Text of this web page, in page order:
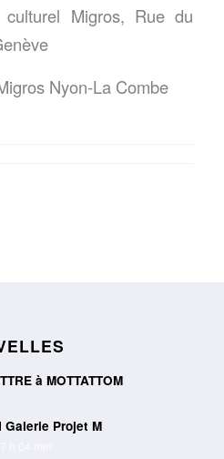
Migros, Rue du
Nyon-La Combe
à MOTTATTOM
Galerie Projet M